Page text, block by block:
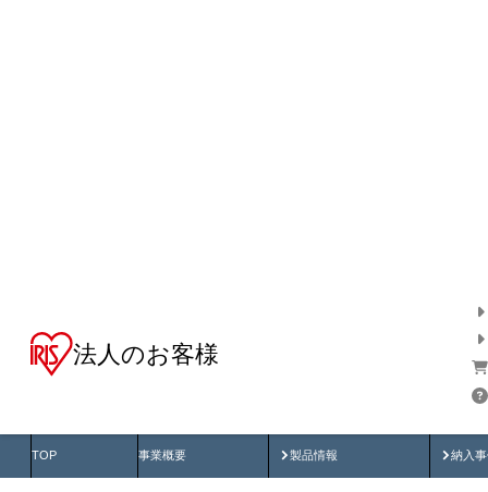
法人のお客様
TOP 事業概要 製品情報
製品動画 納入
納